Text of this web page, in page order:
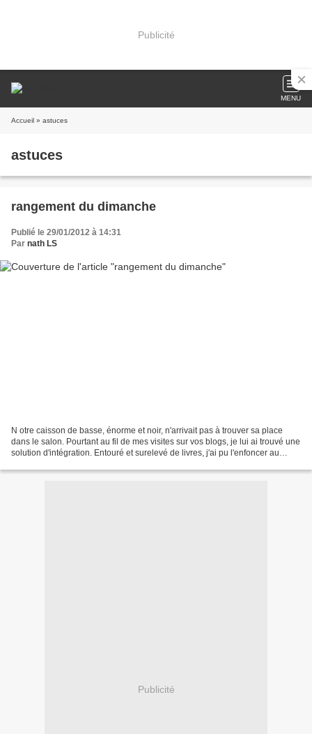
Publicité
MENU
Accueil » astuces
astuces
rangement du dimanche
Publié le 29/01/2012 à 14:31
Par nath LS
N otre caisson de basse, énorme et noir, n'arrivait pas à trouver sa place
dans le salon. Pourtant au fil de mes visites sur vos blogs, je lui ai trouvé une
solution d'intégration. Entouré et surelevé de livres, j'ai pu l'enfoncer au
Publicité